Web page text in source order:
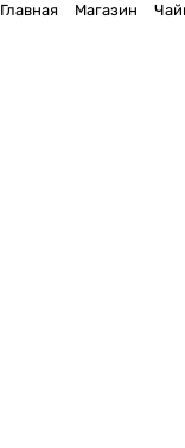
Главная Магазин